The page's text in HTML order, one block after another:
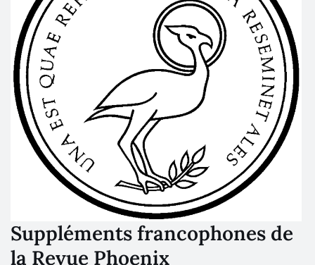
Suppléments francophones de
la Revue Phoenix